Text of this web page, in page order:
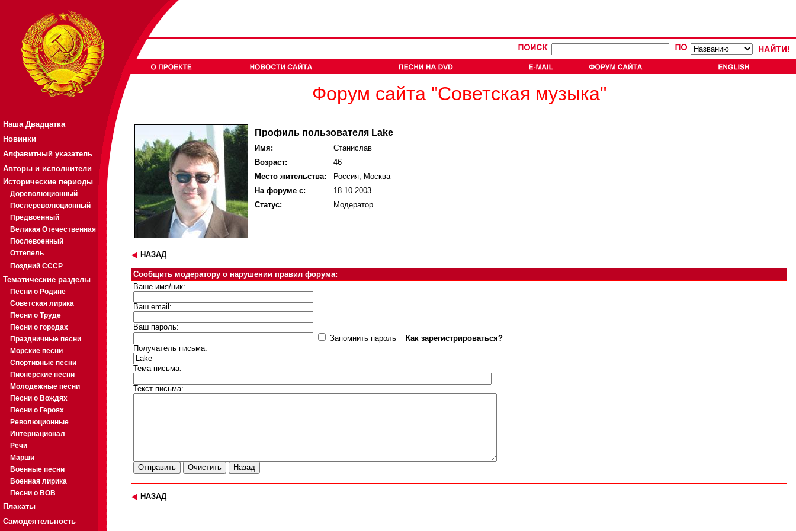
Наша Двадцатка
Новинки
Алфавитный указатель
Авторы и исполнители
Исторические периоды
Дореволюционный
Послереволюционный
Предвоенный
Великая Отечественная
Послевоенный
Оттепель
Поздний СССР
Тематические разделы
Песни о Родине
Советская лирика
Песни о Труде
Песни о городах
Праздничные песни
Морские песни
Спортивные песни
Пионерские песни
Молодежные песни
Песни о Вождях
Песни о Героях
Революционные
Интернационал
Речи
Марши
Военные песни
Военная лирика
Песни о ВОВ
Плакаты
Самодеятельность
Форум сайта "Советская музыка"
Профиль пользователя Lake
Имя:
Станислав
Возраст:
46
Место жительства:
Россия, Москва
На форуме с:
18.10.2003
Статус:
Модератор
НАЗАД
Сообщить модератору о нарушении правил форума:
Ваше имя/ник:
Ваш email:
Ваш пароль:
Запомнить пароль
Как зарегистрироваться?
Получатель письма:
Тема письма:
Текст письма:
НАЗАД